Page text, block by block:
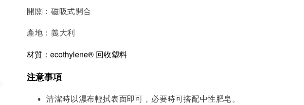
開關：磁吸式開合
產地：義大利
材質：ecothylene® 回收塑料
注意事項
清潔時以濕布輕拭表面即可，必要時可搭配中性肥皂。